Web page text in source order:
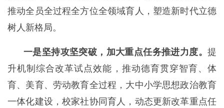
推动全员全过程全方位全领域育人，塑造新时代立德
树人新格局。
一是坚持攻坚突破，加大重点任务推进力度。 提
升机制综合改革试点效能，推动德育贯穿智育、体
育、美育、劳动教育全过程，大中小学思想政治教育
一体化建设，校家社协同育人，动态更新改革重点任